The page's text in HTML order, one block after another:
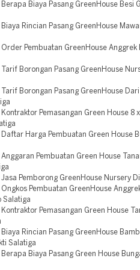
Biaya Pasang GreenHouse Besi
Rincian Pasang GreenHouse
Order Pembuatan GreenHouse Anggrek
Borongan Pasang GreenHouse
Borongan Pasang GreenHouse
Pemasangan Green House 8
Harga Pembuatan Green House
Pembuatan Green House
Pemborong GreenHouse Nursery
Pembuatan GreenHouse
Salatiga
Pemasangan Green House
Rincian Pasang GreenHouse
Salatiga
Biaya Pasang Green House